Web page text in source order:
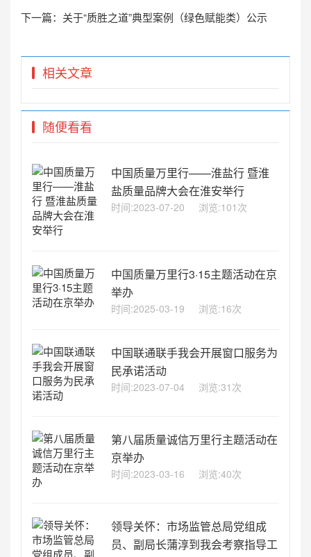
下一篇： 关于“质胜之道”典型案例（绿色赋能类）公示
相关文章
随便看看
中国质量万里行——淮盐行 暨淮
盐质量品牌大会在淮安举行
时间:2023-07-20 浏览:101次
中国质量万里行3·15主题活动在京
举办
时间:2025-03-19 浏览:16次
中国联通联手我会开展窗口服务为
民承诺活动
时间:2023-07-04 浏览:31次
第八届质量诚信万里行主题活动在
京举办
时间:2023-03-16 浏览:40次
领导关怀：市场监管总局党组成
员、副局长蒲淳到我会考察指导工